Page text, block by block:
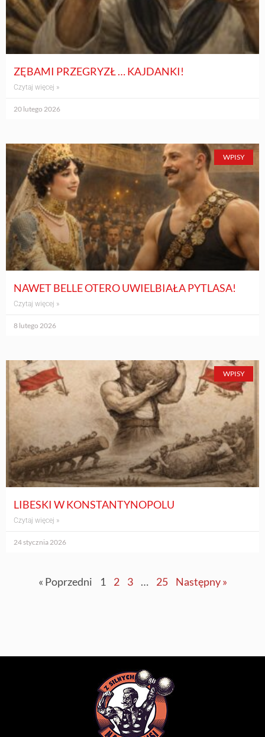
ZĘBAMI PRZEGRYZŁ … KAJDANKI!
Czytaj więcej »
20 lutego 2026
WPISY
NAWET BELLE OTERO UWIELBIAŁA PYTLASA!
Czytaj więcej »
8 lutego 2026
WPISY
LIBESKI W KONSTANTYNOPOLU
Czytaj więcej »
24 stycznia 2026
« Poprzedni 1 2 3 … 25 Następny »